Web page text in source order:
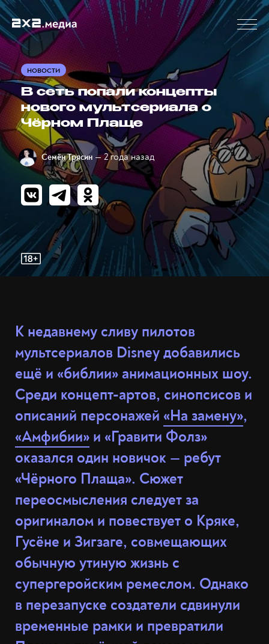
НОВОСТИ
В сеть попали концепты
нового мультсериала о
Чёрном Плаще
Семён Трясин — 2 года назад
К недавнему сливу пилотов
мультсериалов Disney добавились
ещё и «библии» анимационных шоу.
Среди концепт-артов, синопсисов и
описаний персонажей «На замену»,
«Амфибии» и «Гравити Фолз»
оказался один новичок — ребут
«Чёрного Плаща». Сюжет
переосмысления следует за
оригиналом и повествует о Кряке,
Гусёне и Зигзаге, совмещающих
обычную утиную жизнь с
супергеройским ремеслом. Однако
в перезапуске создатели сдвинули
временные рамки и превратили